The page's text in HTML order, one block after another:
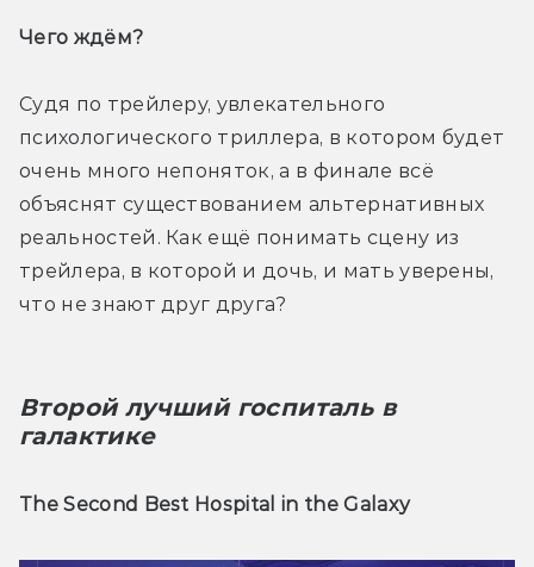
Чего ждём?
Судя по трейлеру, увлекательного
психологического триллера, в котором будет
очень много непоняток, а в финале всё
объяснят существованием альтернативных
реальностей. Как ещё понимать сцену из
трейлера, в которой и дочь, и мать уверены,
что не знают друг друга?
Второй лучший госпиталь в
галактике
The Second Best Hospital in the Galaxy